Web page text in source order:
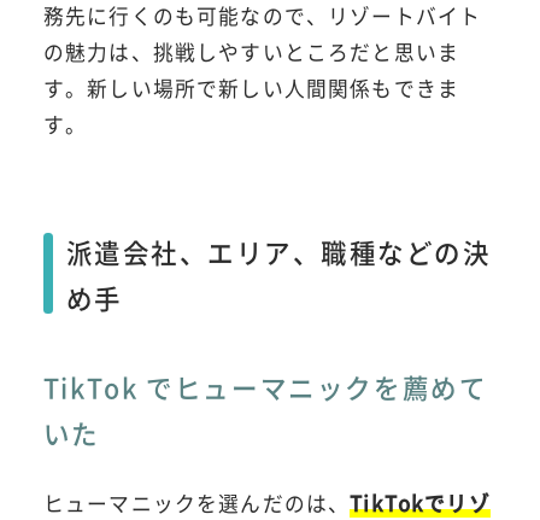
務先に行くのも可能なので、リゾートバイト
の魅力は、挑戦しやすいところだと思いま
す。新しい場所で新しい人間関係もできま
す。
派遣会社、エリア、職種などの決
め手
TikTok でヒューマニックを薦めて
いた
ヒューマニックを選んだのは、TikTokでリゾ